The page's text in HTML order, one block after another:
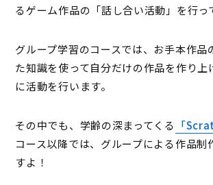
るゲーム作品の「話し合い活動」を行っ
グループ学習のコースでは、お手本作品
た知識を使って自分だけの作品を作り上
に活動を行います。
その中でも、学齢の深まってくる 「
コース以降では、グループによる作品制
すよ！